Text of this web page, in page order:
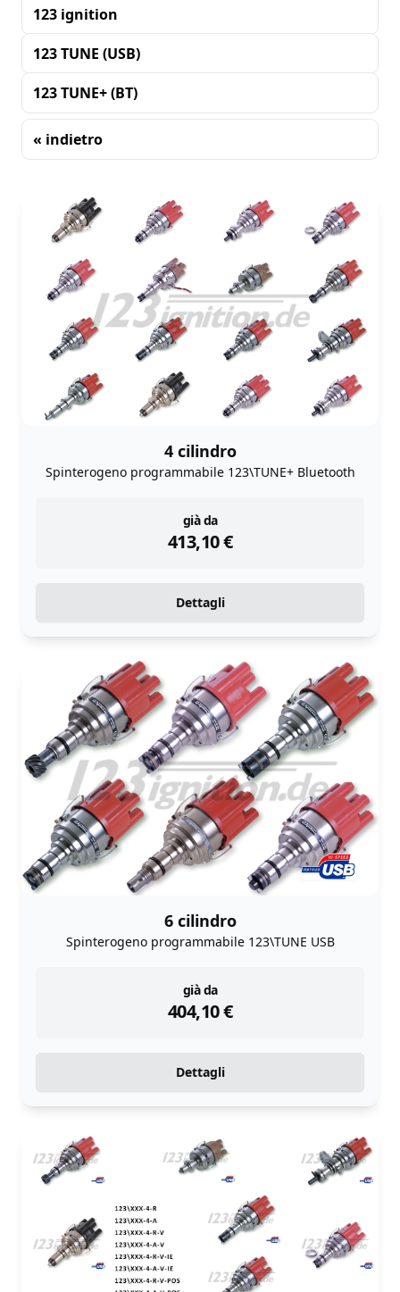
123 ignition
123 TUNE (USB)
123 TUNE+ (BT)
« indietro
4 cilindro
Spinterogeno programmabile 123\TUNE+ Bluetooth
già da
413,10€
instock
Dettagli
6 cilindro
Spinterogeno programmabile 123\TUNE USB
già da
404,10€
instock
Dettagli